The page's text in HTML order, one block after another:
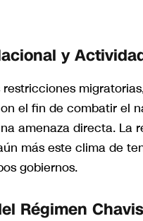
y
restricciones
el fin de combatir el
amenaza directa. La
más este clima de
gobiernos.
Régimen